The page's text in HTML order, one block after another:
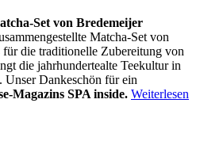
Set von Bredemeijer
Matcha-Set von
die traditionelle Zubereitung von
die jahrhundertealte Teekultur in
Unser Dankeschön für ein
Magazins SPA inside. Weiterlesen